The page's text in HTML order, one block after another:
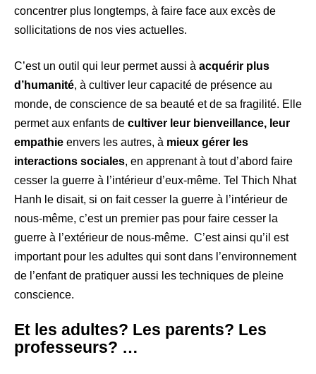
concentrer plus longtemps, à faire face aux excès de
sollicitations de nos vies actuelles.
C’est un outil qui leur permet aussi à acquérir plus
d’humanité, à cultiver leur capacité de présence au
monde, de conscience de sa beauté et de sa fragilité. Elle
permet aux enfants de cultiver leur bienveillance, leur
empathie envers les autres, à mieux gérer les
interactions sociales, en apprenant à tout d’abord faire
cesser la guerre à l’intérieur d’eux-même. Tel Thich Nhat
Hanh le disait, si on fait cesser la guerre à l’intérieur de
nous-même, c’est un premier pas pour faire cesser la
guerre à l’extérieur de nous-même. C’est ainsi qu’il est
important pour les adultes qui sont dans l’environnement
de l’enfant de pratiquer aussi les techniques de pleine
conscience.
Et les adultes? Les parents? Les
professeurs? …